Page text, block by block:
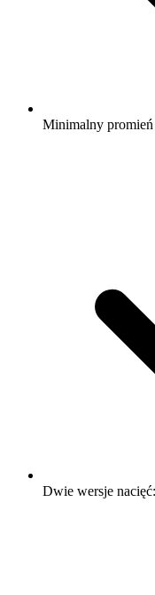
Minimalny promień
Dwie wersje